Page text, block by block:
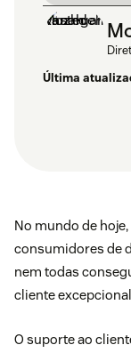
Última
No mundo de
consumidores de
nem todas
cliente
O suporte ao